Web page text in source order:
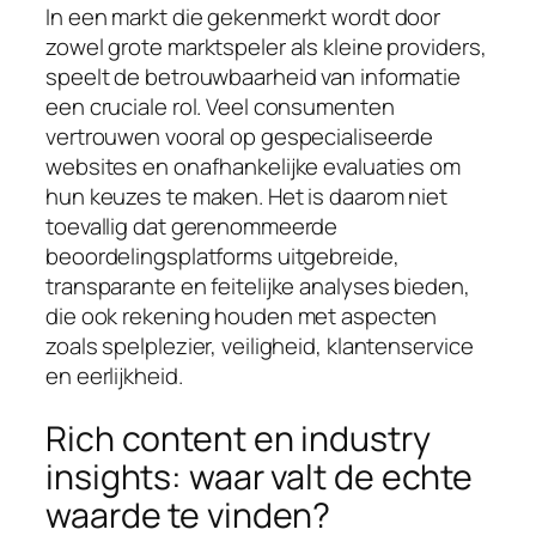
In een markt die gekenmerkt wordt door
zowel grote marktspeler als kleine providers,
speelt de betrouwbaarheid van informatie
een cruciale rol. Veel consumenten
vertrouwen vooral op gespecialiseerde
websites en onafhankelijke evaluaties om
hun keuzes te maken. Het is daarom niet
toevallig dat gerenommeerde
beoordelingsplatforms uitgebreide,
transparante en feitelijke analyses bieden,
die ook rekening houden met aspecten
zoals spelplezier, veiligheid, klantenservice
en eerlijkheid.
Rich content en industry
insights: waar valt de echte
waarde te vinden?